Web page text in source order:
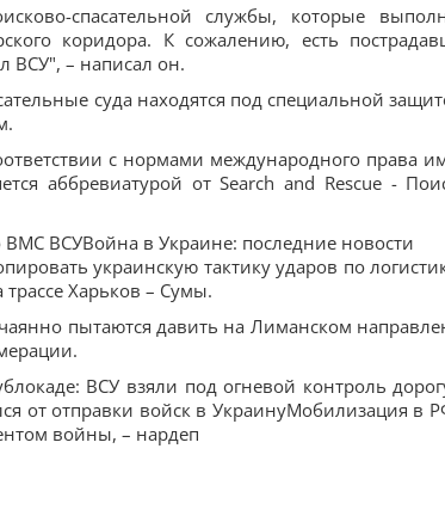
спасательной службы, которые
коридора. К сожалению, есть
ВСУ", – написал он.
суда находятся под специальной
с нормами международного права
аббревиатурой от Search and Rescue -
ВСУВойна в Украине: последние новости
украинскую тактику ударов по
Харьков – Сумы.
пытаются давить на Лиманском
ВСУ взяли под огневой контроль
от отправки войск в УкраинуМобилизация в
войны, – нардеп